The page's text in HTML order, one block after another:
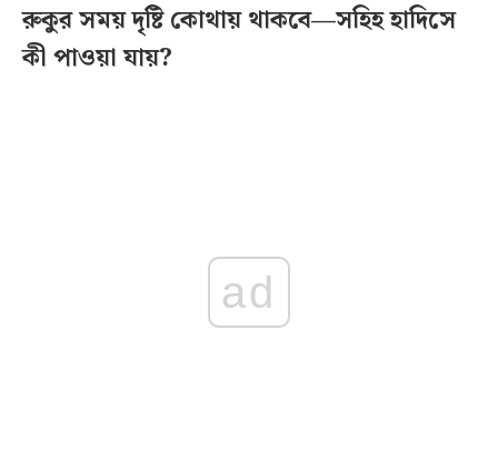
রুকুর সময় দৃষ্টি কোথায় থাকবে—সহিহ হাদিসে
কী পাওয়া যায়?
ad